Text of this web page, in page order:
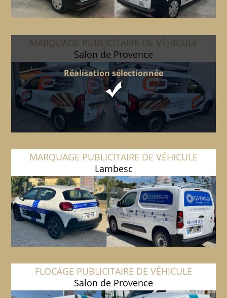
Réalisation sélectionnée
MARQUAGE PUBLICITAIRE DE VÉHICULE
Salon de Provence
MARQUAGE PUBLICITAIRE DE VÉHICULE
Lambesc
FLOCAGE PUBLICITAIRE DE VÉHICULE
Salon de Provence